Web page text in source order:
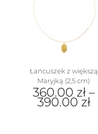
stronie
Łańcuszek z większą
Maryjką (2,5 cm)
360.00 zł–
390.00 zł